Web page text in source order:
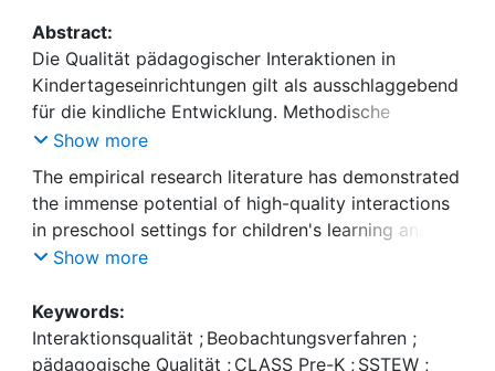
Abstract:
Die Qualität pädagogischer Interaktionen in
Kindertageseinrichtungen gilt als ausschlaggebend
für die kindliche Entwicklung. Methodische
Zugänge zur Interaktionsqualität sind daher von
hoher Bedeutsamkeit für Forschung und Praxis. Ziel
des vorliegenden Beitrags ist eine inhaltliche
Diskussion und empirische Analyse der
internationalen Beobachtungsverfahren zur
Erfassung der Interaktionsqualität CLASS Pre-K
al., 2008) und SSTEW (Sustained Shared Thinking
and Emotional Wellbeing Scale; Siraj-Blatchford et
Show more
The empirical research literature has demonstrated
the immense potential of high-quality interactions
in preschool settings for children's learning and
development. Attention has thus grown around
interaction quality in preschool. The present study
examines the similarities and differences of the
well-established CLASS Pre-K (Classroom
Show more
Keywords:
Interaktionsqualität ; Beobachtungsverfahren ;
pädagogische Qualität ; CLASS Pre-K ; SSTEW ;